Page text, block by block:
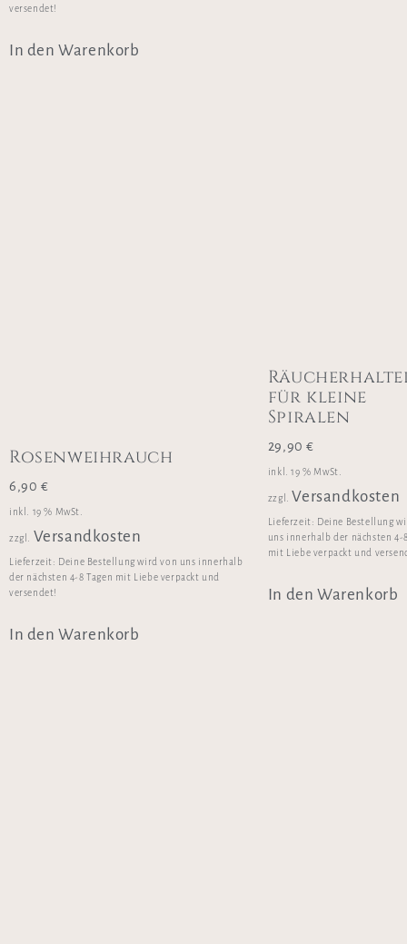
versendet!
In den Warenkorb
Rosenweihrauch
6,90 €
inkl. 19 % MwSt.
zzgl. Versandkosten
Lieferzeit: Deine Bestellung wird von uns innerhalb
der nächsten 4-8 Tagen mit Liebe verpackt und
versendet!
In den Warenkorb
für kleine
Spiralen
29,90€
inkl. 19 % MwSt.
zzgl. Versandkosten
Lieferzeit: Deine Bestellung
uns innerhalb der nächsten 4-
mit Liebe verpackt und
In den Warenkorb